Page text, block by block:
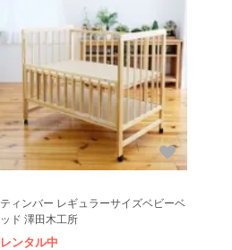
ティンバー レギュラーサイズベビーベ
ッド 澤田木工所
レンタル中